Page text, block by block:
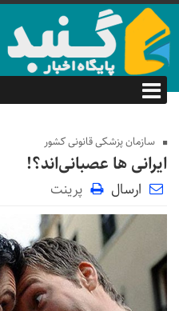
سازمان پزشکی قانونی کشور
ایرانی ها عصبانی‌اند؟!
ارسال پرینت